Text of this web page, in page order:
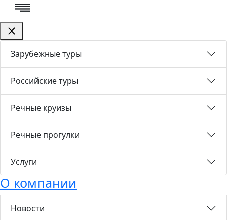
Зарубежные туры
Российские туры
Речные круизы
Речные прогулки
Услуги
О компании
Новости